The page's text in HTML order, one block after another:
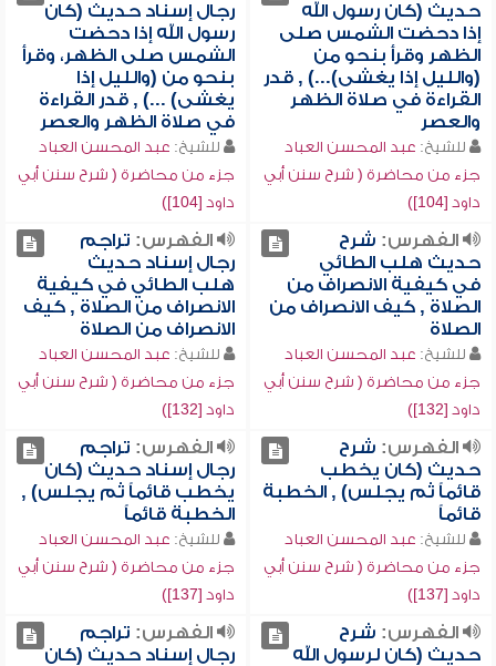
حديث (كان رسول الله
إذا دحضت الشمس صلى
الظهر وقرأ بنحو من
(والليل إذا يغشى)...) , قدر
القراءة في صلاة الظهر
والعصر
للشيخ: عبد المحسن العباد
جزء من محاضرة ( شرح سنن أبي
داود [104])
رجال إسناد حديث (كان
رسول الله إذا دحضت
الشمس صلى الظهر، وقرأ
بنحو من (والليل إذا
يغشى) ...) , قدر القراءة
في صلاة الظهر والعصر
للشيخ: عبد المحسن العباد
جزء من محاضرة ( شرح سنن أبي
داود [104])
الفهرس: شرح
حديث هلب الطائي
في كيفية الانصراف من
الصلاة , كيف الانصراف من
الصلاة
للشيخ: عبد المحسن العباد
جزء من محاضرة ( شرح سنن أبي
داود [132])
الفهرس: تراجم
رجال إسناد حديث
هلب الطائي في كيفية
الانصراف من الصلاة , كيف
الانصراف من الصلاة
للشيخ: عبد المحسن العباد
جزء من محاضرة ( شرح سنن أبي
داود [132])
الفهرس: شرح
حديث (كان يخطب
قائماً ثم يجلس) , الخطبة
قائماً
للشيخ: عبد المحسن العباد
جزء من محاضرة ( شرح سنن أبي
داود [137])
الفهرس: تراجم
رجال إسناد حديث (كان
يخطب قائماً ثم يجلس) ,
الخطبة قائماً
للشيخ: عبد المحسن العباد
جزء من محاضرة ( شرح سنن أبي
داود [137])
الفهرس: شرح
حديث (كان لرسول الله
الفهرس: تراجم
رجال إسناد حديث (كان